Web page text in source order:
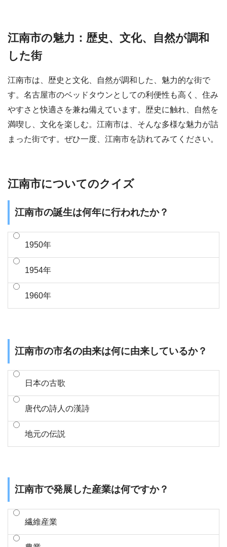
江南市の魅力：歴史、文化、自然が調和
した街
江南市は、歴史と文化、自然が調和した、魅力的な街で
す。名古屋市のベッドタウンとしての利便性も高く、住み
やすさと快適さを兼ね備えています。歴史に触れ、自然を
満喫し、文化を楽しむ。江南市は、そんな多様な魅力が詰
まった街です。ぜひ一度、江南市を訪れてみてください。
江南市についてのクイズ
江南市の誕生は何年に行われたか？
1950年
1954年
1960年
江南市の市名の由来は何に由来しているか？
日本の古歌
唐代の詩人の漢詩
地元の伝説
江南市で発展した産業は何ですか？
繊維産業